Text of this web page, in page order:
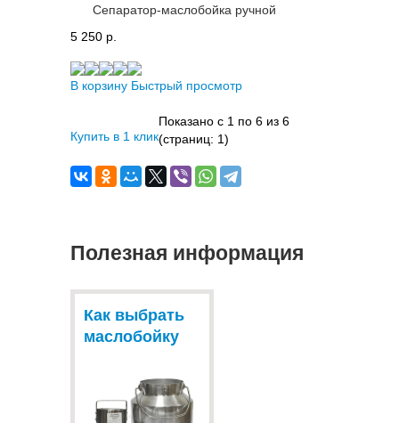
Сепаратор-маслобойка ручной
5 250 p.
В корзину Быстрый просмотр
Купить в 1 клик
Показано с 1 по 6 из 6
(страниц: 1)
Полезная информация
Как выбрать
маслобойку